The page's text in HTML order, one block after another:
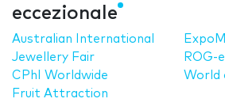
eccezionale
Australian International
Jewellery Fair
CPhI Worldwide
Fruit Attraction
ROG-
World